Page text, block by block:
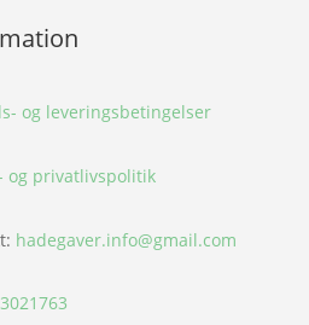
og leveringsbetingelser
og privatlivspolitik
hadegaver.info@gmail.com